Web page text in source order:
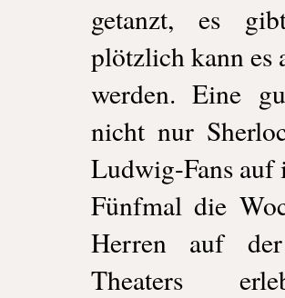
getanzt, es
plötzlich kann es
werden. Eine
nicht nur
Ludwig-Fans auf
Fünfmal die
Herren auf
Theaters